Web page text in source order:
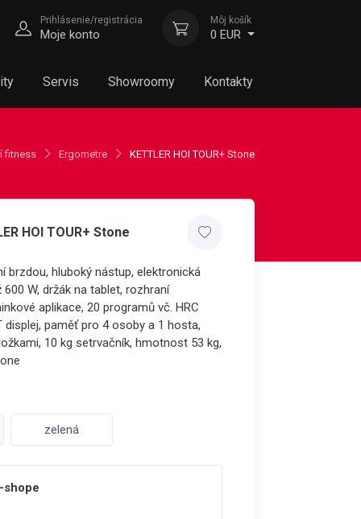
Prihlásenie/registrácia
Moje konto
Môj košík
0 EUR
Servis Showroomy Kontakty
fitness Ergometre KETTLER HOI TOUR+ Stone
HOI TOUR+ Stone
brzdou, hluboký nástup, elektronická
W, držák na tablet, rozhraní
aplikace, 20 programů vč. HRC
displej, paměť pro 4 osoby a 1 hosta,
10 kg setrvačník, hmotnost 53 kg,
zelená
shope